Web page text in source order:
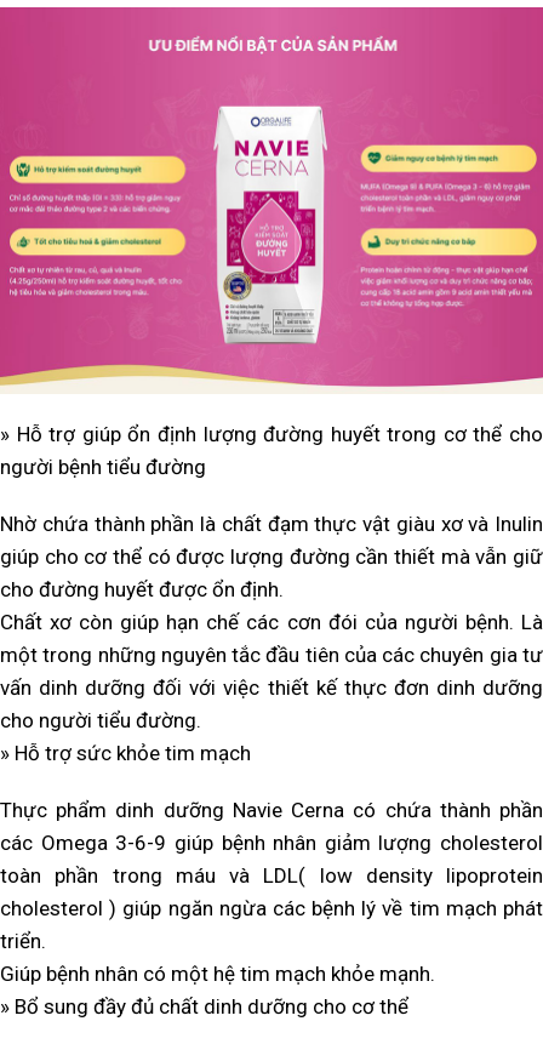
» Hỗ trợ giúp ổn định lượng đường huyết trong cơ thể cho
người bệnh tiểu đường
Nhờ chứa thành phần là chất đạm thực vật giàu xơ và Inulin
giúp cho cơ thể có được lượng đường cần thiết mà vẫn giữ
cho đường huyết được ổn định.
Chất xơ còn giúp hạn chế các cơn đói của người bệnh. Là
một trong những nguyên tắc đầu tiên của các chuyên gia tư
vấn dinh dưỡng đối với việc thiết kế thực đơn dinh dưỡng
cho người tiểu đường.
» Hỗ trợ sức khỏe tim mạch
Thực phẩm dinh dưỡng Navie Cerna có chứa thành phần
các Omega 3-6-9 giúp bệnh nhân giảm lượng cholesterol
toàn phần trong máu và LDL( low density lipoprotein
cholesterol ) giúp ngăn ngừa các bệnh lý về tim mạch phát
triển.
Giúp bệnh nhân có một hệ tim mạch khỏe mạnh.
» Bổ sung đầy đủ chất dinh dưỡng cho cơ thể